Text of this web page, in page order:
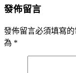
發佈留言
發佈留言必須填寫
為 *